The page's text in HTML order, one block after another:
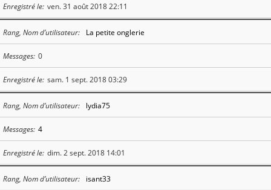
Enregistré le ven. 31 août 2018 22:11
Rang, Nom d’utilisateur La petite onglerie
Messages 0
Enregistré le sam. 1 sept. 2018 03:29
Rang, Nom d’utilisateur lydia75
Messages 4
Enregistré le dim. 2 sept. 2018 14:01
Rang, Nom d’utilisateur isant33